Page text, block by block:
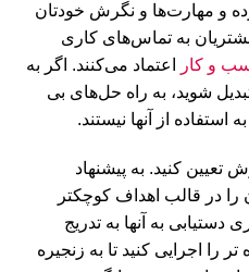
و مهارت‌ها و نگرش خودتان
به تماس‌های کاری
و کار
اعتماد می‌کنند. اگر به
شوید، به راه حل‌های بی
از آنها نیستند.
تعیین کنید. به پیشنهاد
را در قالب اهداف کوچکتر
به آنها به تدریج
را اجرایی کنید تا به زنجیره